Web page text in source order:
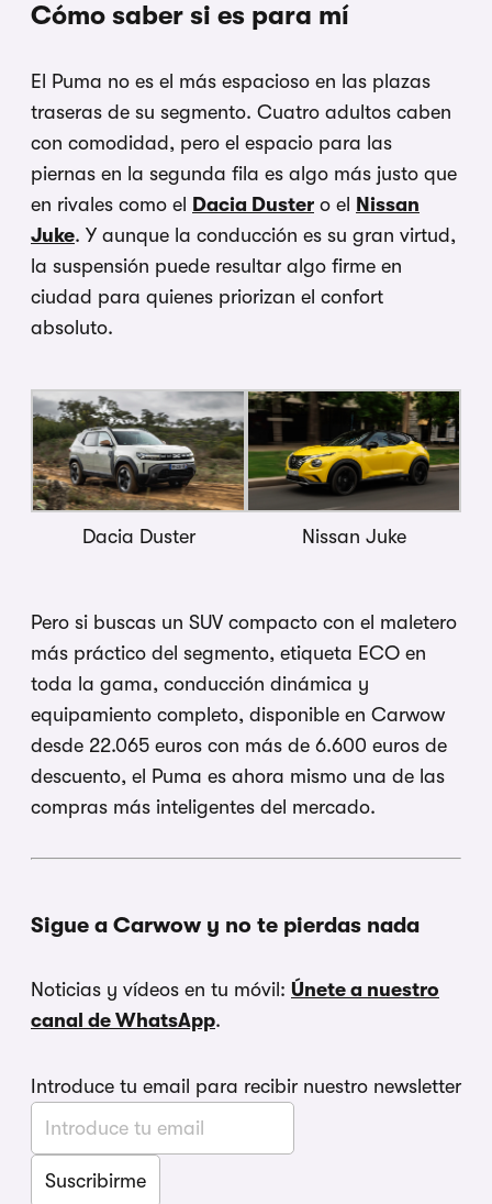
Cómo saber si es para mí
El Puma no es el más espacioso en las plazas
traseras de su segmento. Cuatro adultos caben
con comodidad, pero el espacio para las
piernas en la segunda fila es algo más justo que
en rivales como el
Dacia Duster o el
Nissan
Juke. Y aunque la conducción es su gran virtud,
la suspensión puede resultar algo firme en
ciudad para quienes priorizan el confort
absoluto.
Dacia Duster Nissan Juke
Pero si buscas un SUV compacto con el maletero
más práctico del segmento, etiqueta ECO en
toda la gama, conducción dinámica y
equipamiento completo, disponible en Carwow
desde 22.065 euros con más de 6.600 euros de
descuento, el Puma es ahora mismo una de las
compras más inteligentes del mercado.
Sigue a Carwow y no te pierdas nada
Noticias y vídeos en tu móvil: Únete a nuestro
canal de WhatsApp.
Introduce tu email para recibir nuestro newsletter